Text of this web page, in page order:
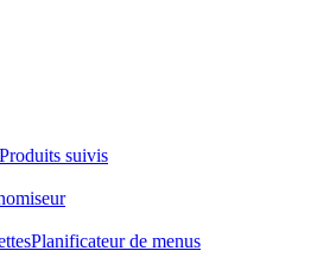
Produits suivis
Planificateur de menus